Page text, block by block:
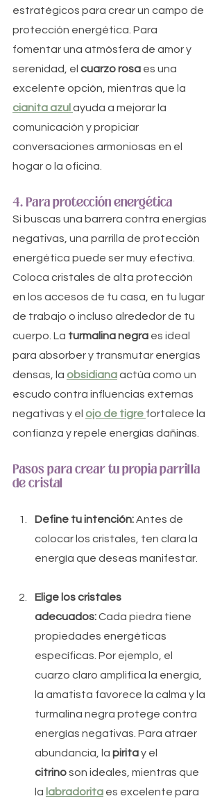
estratégicos para crear un campo de
protección energética. Para
fomentar una atmósfera de amor y
serenidad, el cuarzo rosa es una
excelente opción, mientras que la
cianita azul ayuda a mejorar la
comunicación y propiciar
conversaciones armoniosas en el
hogar o la oficina.
4. Para protección energética
Si buscas una barrera contra energías
negativas, una parrilla de protección
energética puede ser muy efectiva.
Coloca cristales de alta protección
en los accesos de tu casa, en tu lugar
de trabajo o incluso alrededor de tu
cuerpo. La turmalina negra es ideal
para absorber y transmutar energías
densas, la obsidiana actúa como un
escudo contra influencias externas
negativas y el ojo de tigre fortalece la
confianza y repele energías dañinas.
Pasos para crear tu propia parrilla
de cristal
Define tu intención: Antes de
colocar los cristales, ten clara la
energía que deseas manifestar.
Elige los cristales
adecuados: Cada piedra tiene
propiedades energéticas
específicas. Por ejemplo, el
cuarzo claro amplifica la energía,
la amatista favorece la calma y la
turmalina negra protege contra
energías negativas. Para atraer
abundancia, la pirita y el
citrino son ideales, mientras que
la labradorita es excelente para